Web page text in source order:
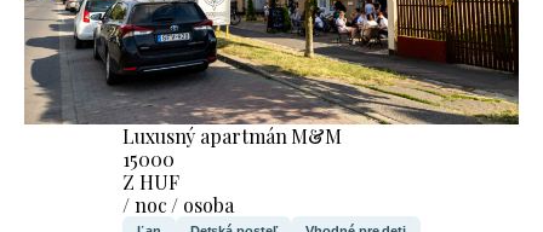
Luxusný apartmán M&M
15000
Z HUF
/ noc / osoba